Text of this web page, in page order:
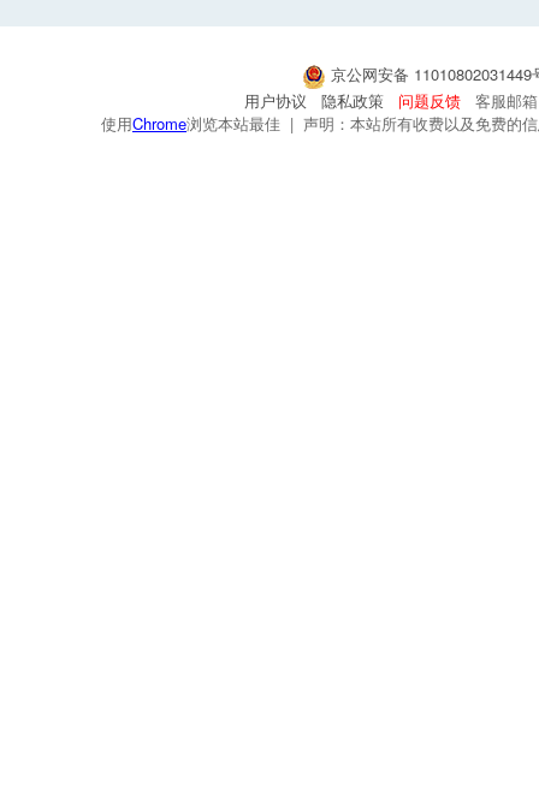
京公网安备
用户协议
隐私政策 问题反馈
客服邮
使用Chrome浏览本站最佳 | 声明：本站所有收费以及免费的